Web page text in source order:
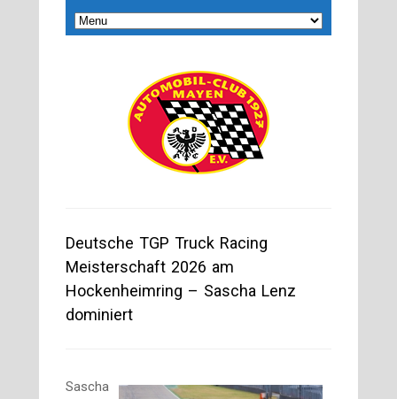
Deutsche TGP Truck Racing
Meisterschaft 2026 am
Hockenheimring – Sascha Lenz
dominiert
Sascha